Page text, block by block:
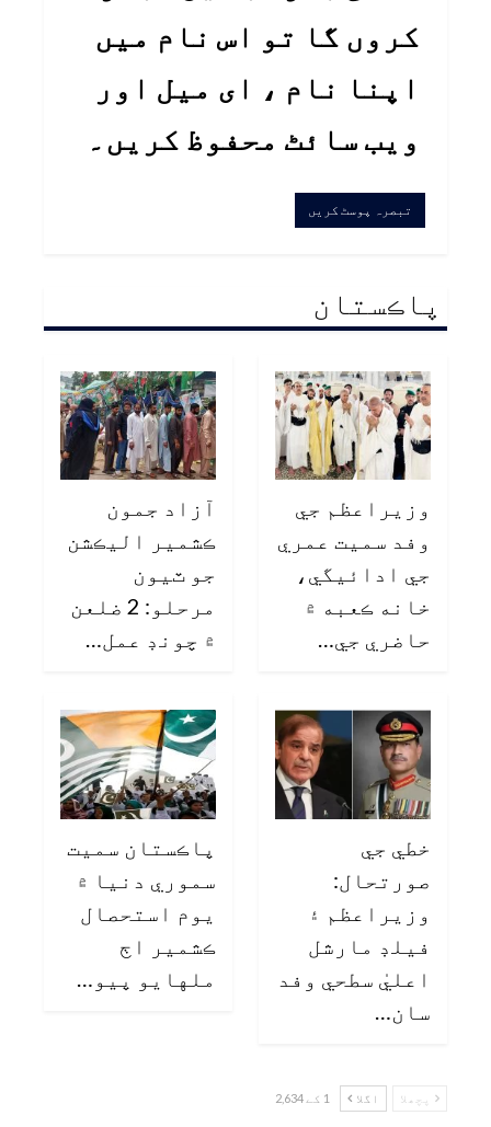
کروں گا تو اس نام میں
اپنا نام ، ای میل اور
ویب سائٹ محفوظ کریں۔
پاڪستان
وزيراعظم جي
وفد سميت عمري
جي ادائيگي،
خانه ڪعبه ۾
حاضري جي…
آزاد جمون
ڪشمير اليڪشن
جو ٽيون
مرحلو: 2 ضلعن
۾ چونڊ عمل…
خطي جي
صورتحال:
وزيراعظم ۽
فيلڊ مارشل
اعليٰ سطحي وفد
سان…
پاڪستان سميت
سموري دنيا ۾
يوم استحصال
ڪشمير اڄ
ملهايو پيو…
پچھلا اگلا 1 کے 2,634